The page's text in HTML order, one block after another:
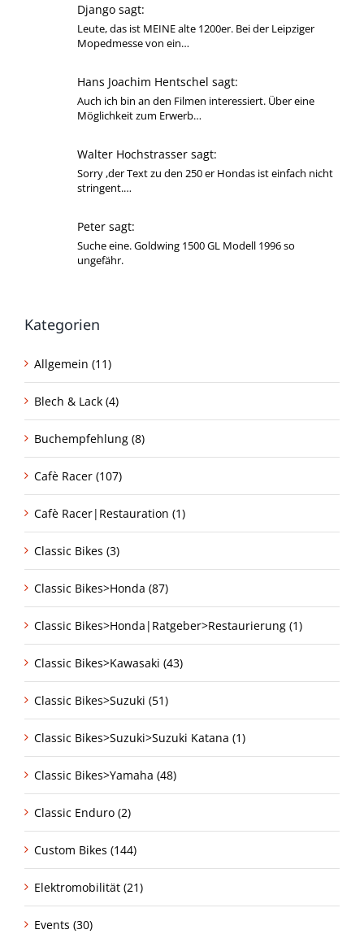
Django sagt:
Leute, das ist MEINE alte 1200er. Bei der Leipziger
Mopedmesse von ein…
Hans Joachim Hentschel sagt:
Auch ich bin an den Filmen interessiert. Über eine
Möglichkeit zum Erwerb…
Walter Hochstrasser sagt:
Sorry ,der Text zu den 250 er Hondas ist einfach nicht
stringent.…
Peter sagt:
Suche eine. Goldwing 1500 GL Modell 1996 so
ungefähr.
Kategorien
Allgemein (11)
Blech & Lack (4)
Buchempfehlung (8)
Cafè Racer (107)
Cafè Racer|Restauration (1)
Classic Bikes (3)
Classic Bikes>Honda (87)
Classic Bikes>Honda|Ratgeber>Restaurierung (1)
Classic Bikes>Kawasaki (43)
Classic Bikes>Suzuki (51)
Classic Bikes>Suzuki>Suzuki Katana (1)
Classic Bikes>Yamaha (48)
Classic Enduro (2)
Custom Bikes (144)
Elektromobilität (21)
Events (30)